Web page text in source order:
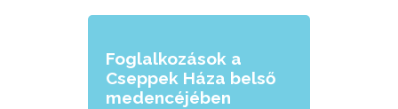
Foglalkozások a
Cseppek Háza belső
medencéjében